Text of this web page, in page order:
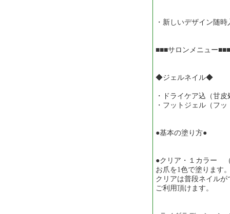
・新しいデザイン随時
■■■サロンメニュー■■■
◆ジェルネイル◆
・ドライケア込（甘
・フットジェル（フ
●基本の塗り方●
●クリア・１カラー
お爪を1色で塗ります
クリアは普段ネイル
ご利用頂けます。